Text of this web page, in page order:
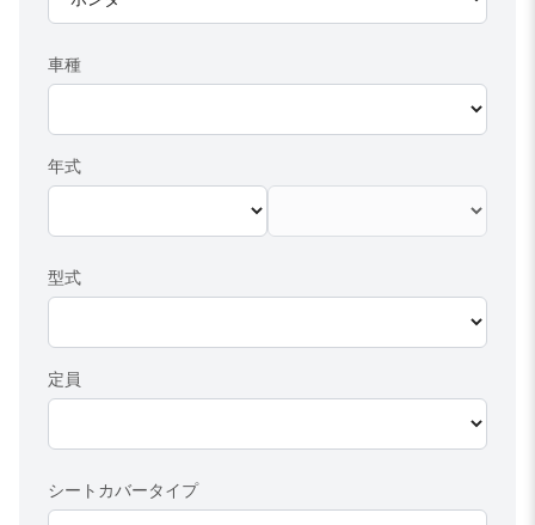
車種
年式
型式
定員
シートカバータイプ